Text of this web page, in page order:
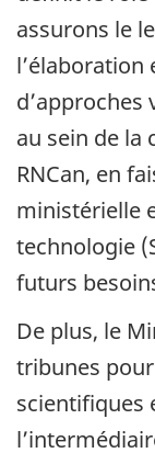
assurons le
d’approches
au sein de la
RNCan, en
ministérielle
technologie
futurs
De plus, le
tribunes
scientifiques